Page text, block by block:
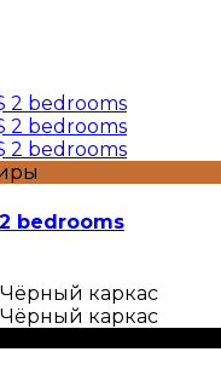
bedrooms
каркас
каркас